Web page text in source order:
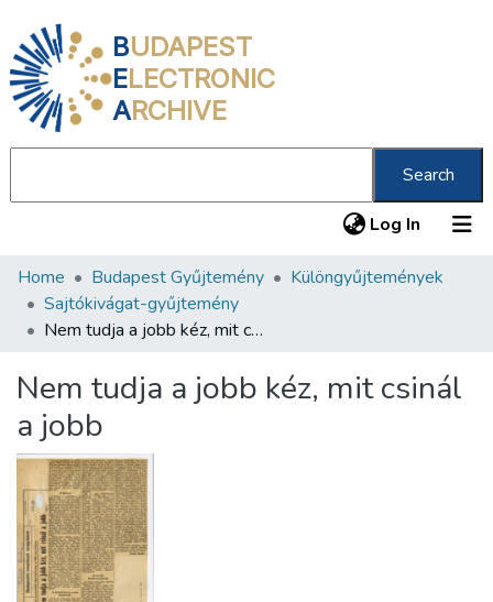
BUDAPEST
ELECTRONIC
ARCHIVE
Search
Log In (current)
Communities & Collections
All of DSpace
About us
Home Budapest Gyűjtemény
Különgyűjtemények
Sajtókivágat-gyűjtemény
Nem tudja a jobb kéz, mit csinál a jobb
Nem tudja a jobb kéz, mit csinál
a jobb